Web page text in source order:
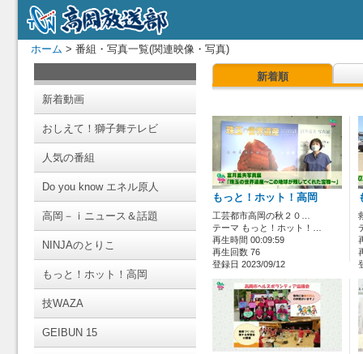
ホーム > 番組・写真一覧(関連映像・写真)
新着動画
おしえて！獅子舞テレビ
人気の番組
Do you know エネル原人
高岡－ｉニュース＆話題
NINJAのとりこ
もっと！ホット！高岡
技WAZA
GEIBUN 15
新着順
もっと！ホット！高岡
工芸都市高岡の秋２０…
テーマ もっと！ホット！…
再生時間 00:09:59
再生回数 76
登録日 2023/09/12